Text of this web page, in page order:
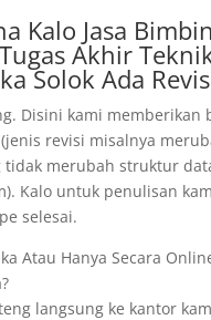
Kalo Jasa
Akhir
Solok Ada
Disini kami memberikan
revisi misalnya
tidak merubah struktur
Kalo untuk penulisan
selesai.
Atau Hanya Secara
langsung ke kantor